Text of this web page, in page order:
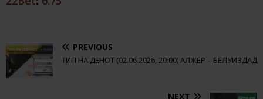
PREVIOUS
ТИП НА ДЕНОТ (02.06.2026, 20:00) АЛЖЕР – БЕЛУИЗДАД
NEXT